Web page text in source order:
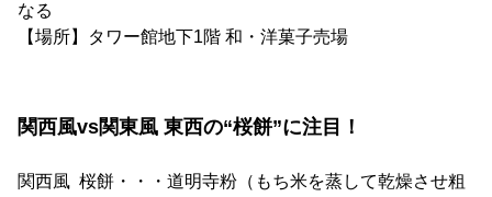
なる
【場所】タワー館地下1階 和・洋菓子売場
関西風vs関東風 東西の“桜餅”に注目！
関西風 桜餅・・・道明寺粉（もち米を蒸して乾燥させ粗